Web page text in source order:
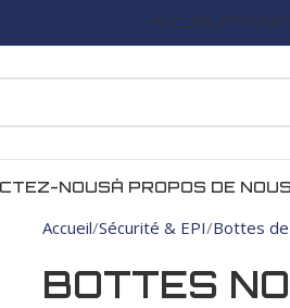
ACCUEILÀ
NOUSÀ PROPOS DE NOUS
Accueil Sécurité & EPI Bottes
BOTTES